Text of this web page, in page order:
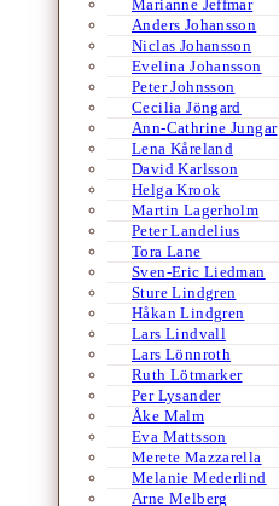
Marianne Jeffmar
Anders Johansson
Niclas Johansson
Evelina Johansson
Peter Johnsson
Cecilia Jöngard
Ann-Cathrine Jungar
Lena Kåreland
David Karlsson
Helga Krook
Martin Lagerholm
Peter Landelius
Tora Lane
Sven-Eric Liedman
Sture Lindgren
Håkan Lindgren
Lars Lindvall
Lars Lönnroth
Ruth Lötmarker
Per Lysander
Åke Malm
Eva Mattsson
Merete Mazzarella
Melanie Mederlind
Arne Melberg